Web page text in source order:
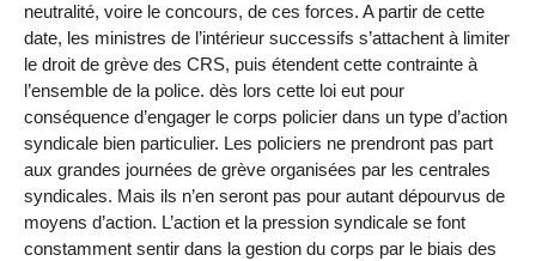
neutralité, voire le concours, de ces forces. A partir de cette
date, les ministres de l’intérieur successifs s’attachent à limiter
le droit de grève des CRS, puis étendent cette contrainte à
l’ensemble de la police. dès lors cette loi eut pour
conséquence d’engager le corps policier dans un type d’action
syndicale bien particulier. Les policiers ne prendront pas part
aux grandes journées de grève organisées par les centrales
syndicales. Mais ils n’en seront pas pour autant dépourvus de
moyens d’action. L’action et la pression syndicale se font
constamment sentir dans la gestion du corps par le biais des